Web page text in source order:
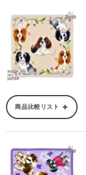
商品比較リスト